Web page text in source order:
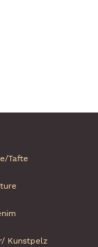
Tafte
Kunstpelz